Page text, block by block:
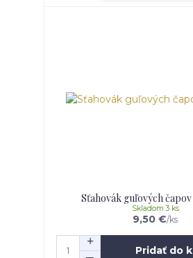
Sťahovák guľových
9,50 €/ks
Skladom 3 ks
Pridať do